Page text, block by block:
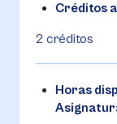
Créditos
2 créditos
Horas